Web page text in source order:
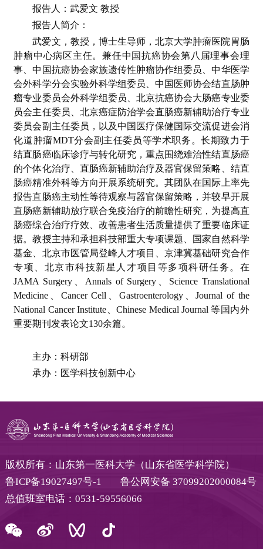
报告人：武爱文 教授
报告人简介：
武爱文，教授，博士生导师，北京大学肿瘤医院胃肠
肿瘤中心病区主任。兼任中国抗癌协会第八届理事会理
事、中国抗癌协会家族遗传性肿瘤协作组委员、中华医学
会外科学分会实验外科学组委员、中国医师协会结直肠肿
瘤专业委员会外科学组委员、北京抗癌协会大肠癌专业委
员会主任委员、北京癌症防治学会直肠癌新辅助治疗专业
委员会副主任委员，以及中国医疗保健国际交流促进会消
化道肿瘤MDT分会副主任委员等学术职务。长期致力于
结直肠癌临床诊疗与转化研究，重点围绕难治性结直肠癌
的个体化治疗、直肠癌新辅助治疗及器官保留策略、结直
肠癌精准外科等方向开展系统研究。其团队在国际上率先
报告直肠癌主动性等待观察与器官保留策略，并较早开展
直肠癌新辅助放疗联合免疫治疗的前瞻性研究，为提高直
肠癌综合治疗疗效、改善患者生活质量提供了重要临床证
据。教授主持和承担科技部重大专项课题、国家自然科学
基金、北京市医管局登峰人才项目、京津冀基础研究合作
专项、北京市科技新星人才项目等多项科研任务。在
JAMA Surgery、Annals of Surgery、Science Translational
Medicine、Cancer Cell、Gastroenterology、Journal of the
National Cancer Institute、Chinese Medical Journal 等国内外
重要期刊发表论文130余篇。
主办：科研部
承办：医学科技创新中心
版权所有：山东第一医科大学（山东省医学科学院）
鲁ICP备19027497号-1
鲁公网安备 37099202000084号
总值班室电话：0531-59556066